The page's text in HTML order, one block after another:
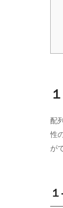
配
性
が